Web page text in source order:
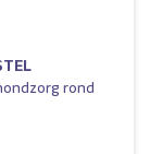
rond